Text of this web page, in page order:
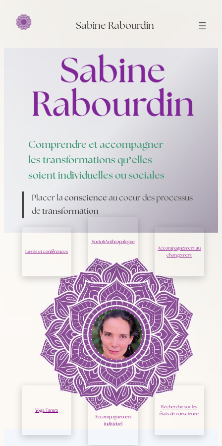
Sabine Rabourdin
Comprendre et accompagner
les transformations qu’elles
soient individuelles ou sociales
Placer laconscience au coeur des processus
detransformation
Socio-Anthropologue
Accompagnement au
changement
Recherche sur les
états de conscience
Accompagnement
individuel
Yoga Tantra
Livres et conférences